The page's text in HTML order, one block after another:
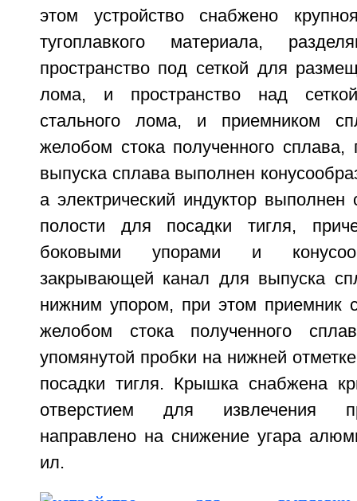
этом устройство снабжено
тугоплавкого материала,
пространство под сеткой для
лома, и пространство над
стального лома, и приемником
желобом стока полученного
выпуска сплава выполнен
а электрический индуктор
полости для посадки тигля,
боковыми упорами и
закрывающей канал для выпуска
нижним упором, при этом приемник
желобом стока полученного
упомянутой пробки на нижней
посадки тигля. Крышка снабжена
отверстием для извлечения
направлено на снижение угара
ил.